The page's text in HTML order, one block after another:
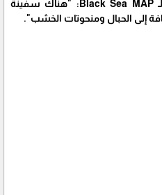
وقال إد باركر، الرئيس التنفيذي لـ Black Sea MAP: "هناك سفينة
إلى الحبال ومنحوتات الخشب".